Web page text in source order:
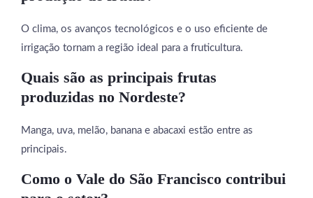
O clima, os avanços tecnológicos e o uso eficiente de
irrigação tornam a região ideal para a fruticultura.
Quais são as principais frutas
produzidas no Nordeste?
Manga, uva, melão, banana e abacaxi estão entre as
principais.
Como o Vale do São Francisco contribui